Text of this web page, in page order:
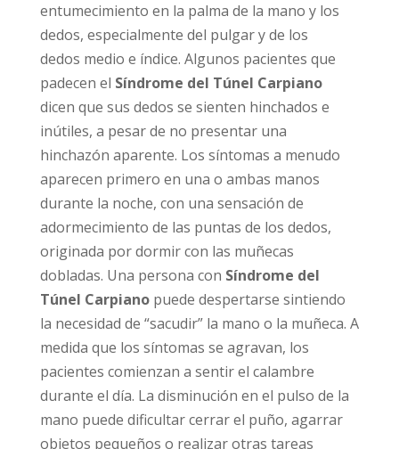
entumecimiento en la palma de la mano y los
dedos, especialmente del pulgar y de los
dedos medio e índice. Algunos pacientes que
padecen el Síndrome del Túnel Carpiano
dicen que sus dedos se sienten hinchados e
inútiles, a pesar de no presentar una
hinchazón aparente. Los síntomas a menudo
aparecen primero en una o ambas manos
durante la noche, con una sensación de
adormecimiento de las puntas de los dedos,
originada por dormir con las muñecas
dobladas. Una persona con Síndrome del
Túnel Carpianopuede despertarse sintiendo
la necesidad de “sacudir” la mano o la muñeca. A
medida que los síntomas se agravan, los
pacientes comienzan a sentir el calambre
durante el día. La disminución en el pulso de la
mano puede dificultar cerrar el puño, agarrar
objetos pequeños o realizar otras tareas